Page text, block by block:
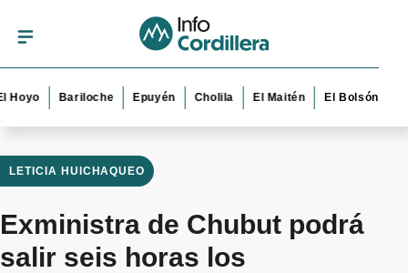
Bariloche Epuyén Cholila El Maitén El Bolsón Esquel
LETICIA HUICHAQUEO
Exministra de Chubut podrá
salir seis horas los